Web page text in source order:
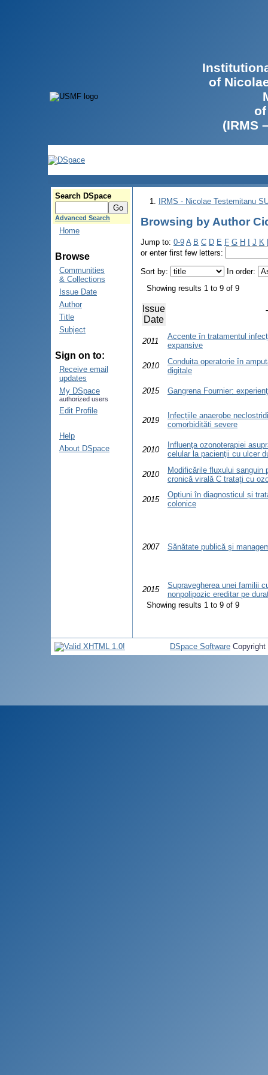
of
(IRMS
Search DSpace
Advanced Search
Home
Browse
Communities
& Collections
Issue Date
Author
Title
Subject
Sign on to:
Receive email
updates
My DSpace
authorized users
Edit Profile
Help
About DSpace
IRMS - Nicolae Testemitanu
Browsing by Author
Jump to: 0-9 A B C D E F G H J K
or enter first few letters:
Sort by:
In order:
Showing results 1 to 9 of 9
Issue
Date
2011
Accente în tratamentul
expansive
2010
Conduita operatorie în
digitale
2015 Gangrena Fournier:
2019
Infecțiile anaerobe
comorbidități severe
2010
Influenţa ozonoterapiei
celular la pacienţii cu ulcer
2010
Modificările fluxului sanguin
cronică virală C trataţi cu
2015
Opțiuni în diagnosticul și
colonice
2007 Sănătate publică şi
2015
Supravegherea unei familii
nonpolipozic ereditar pe
Showing results 1 to 9 of 9
DSpace Software